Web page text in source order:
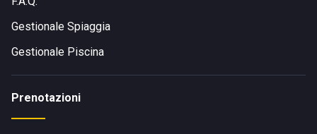
Gestionale Spiaggia
Gestionale Piscina
Prenotazioni